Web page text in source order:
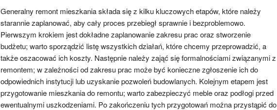
Generalny remont mieszkania składa się z kilku kluczowych etapów, które należy
starannie zaplanować, aby cały proces przebiegł sprawnie i bezproblemowo.
Pierwszym krokiem jest dokładne zaplanowanie zakresu prac oraz stworzenie
budżetu; warto sporządzić listę wszystkich działań, które chcemy przeprowadzić, a
także oszacować ich koszty. Następnie należy zająć się formalnościami związanymi z
remontem; w zależności od zakresu prac może być konieczne zgłoszenie ich do
odpowiednich instytucji lub uzyskanie pozwoleń budowlanych. Kolejnym etapem jest
przygotowanie mieszkania do remontu; warto zabezpieczyć meble oraz podłogi przed
ewentualnymi uszkodzeniami. Po zakończeniu tych przygotowań można przystąpić do